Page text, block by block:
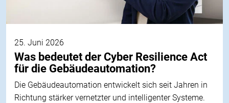
25. Juni 2026
Was bedeutet der Cyber Resilience Act
für die Gebäudeautomation?
Die Gebäudeautomation entwickelt sich seit Jahren in
Richtung stärker vernetzter und intelligenter Systeme.